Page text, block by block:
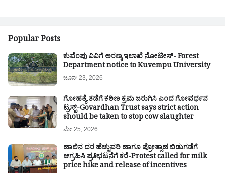
Popular Posts
ಕುವೆಂಪು ವಿವಿಗೆ ಅರಣ್ಯ ಇಲಾಖೆ ನೋಟೀಸ್- Forest
Department notice to Kuvempu University
ಜೂನ್ 23, 2026
ಗೋಹತ್ಯೆ ತಡೆಗೆ ಕಠಿಣ ಕ್ರಮ ಜರುಗಿಸಿ ಎಂದ ಗೋವರ್ಧನ
ಟ್ರಸ್ಟ್-Govardhan Trust says strict action
should be taken to stop cow slaughter
ಮೇ 25, 2026
ಹಾಲಿನ ದರ ಹೆಚ್ಚುವರಿ ಹಾಗೂ ಪ್ರೋತ್ಸಾಹ ಬಿಡುಗಡೆಗೆ
ಆಗ್ರಹಿಸಿ ಪ್ರತಿಭಟನೆಗೆ ಕರೆ-Protest called for milk
price hike and release of incentives